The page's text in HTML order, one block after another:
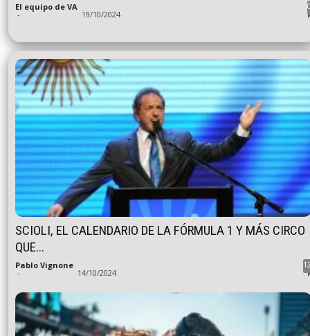
El equipo de VA
- 19/10/2024
SCIOLI, EL CALENDARIO DE LA FÓRMULA 1 Y MÁS CIRCO
QUE...
Pablo Vignone
- 14/10/2024